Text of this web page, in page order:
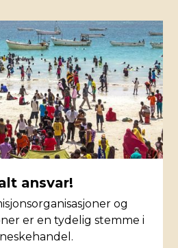
ansvar!
og
er en tydelig stemme i